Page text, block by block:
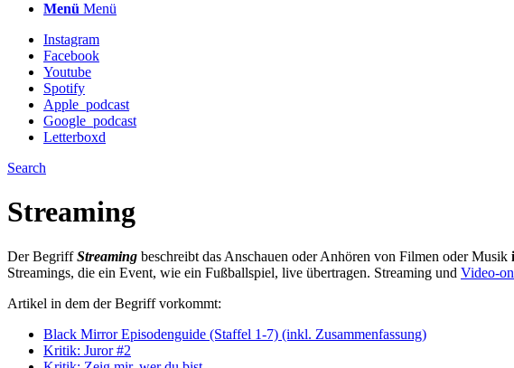
Menü Menü
Instagram
Facebook
Youtube
Spotify
Apple_podcast
Google_podcast
Letterboxd
Search
Streaming
Der BegriffStreaming beschreibt das Anschauen oder Anhören von Filmen oder Musik
Streamings, die ein Event, wie ein Fußballspiel, live übertragen. Streaming und Video-
Artikel in dem der Begriff vorkommt:
Black Mirror Episodenguide (Staffel 1-7) (inkl. Zusammenfassung)
Kritik: Juror #2